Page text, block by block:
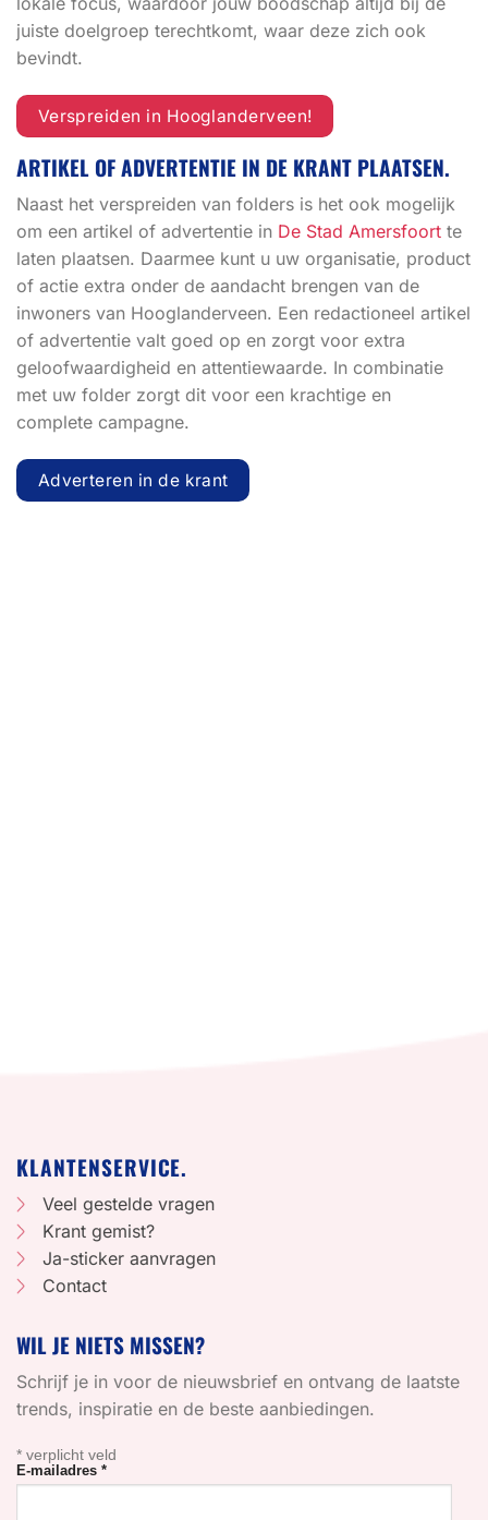
juiste doelgroep terechtkomt, waar deze zich ook
bevindt.
Verspreiden in Hooglanderveen!
ARTIKEL OF ADVERTENTIE IN DE KRANT PLAATSEN.
Naast het verspreiden van folders is het ook mogelijk
om een artikel of advertentie in De Stad Amersfoort te
laten plaatsen. Daarmee kunt u uw organisatie, product
of actie extra onder de aandacht brengen van de
inwoners van Hooglanderveen. Een redactioneel artikel
of advertentie valt goed op en zorgt voor extra
geloofwaardigheid en attentiewaarde. In combinatie
met uw folder zorgt dit voor een krachtige en
complete campagne.
Adverteren in de krant
KLANTENSERVICE.
Veel gestelde vragen
Krant gemist?
Ja-sticker aanvragen
Contact
WIL JE NIETS MISSEN?
Schrijf je in voor de nieuwsbrief en ontvang de laatste
trends, inspiratie en de beste aanbiedingen.
* verplicht veld
E-mailadres *